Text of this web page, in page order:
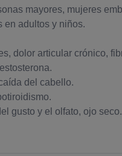
mayores, mujeres
en adultos y niños.
dolor articular crónico,
del cabello.
gusto y el olfato, ojo seco.